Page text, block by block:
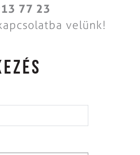
77 23
velünk!